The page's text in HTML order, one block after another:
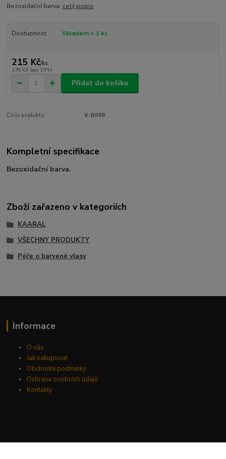
Bezoxidační barva. celý popis
Dostupnost Skladem > 1 ks
215 Kč/ks
178 Kč bez DPH
Přidat do košíku
Číslo produktu: K-B088
Kompletní specifikace
Bezoxidační barva.
Zboží zařazeno v kategoriích
KAARAL
VŠECHNY PRODUKTY
Péče o barvené vlasy
Informace
O nás
Jak nakupovat
Obchodní podmínky
Ochrana osobních údajů
Kontakty